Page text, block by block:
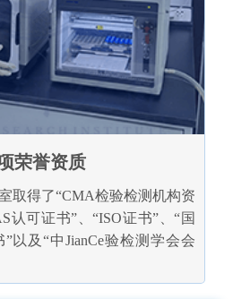
荣誉资质
取得了“CMA检验检测机构资
认可证书”、“ISO证书”、“国
以及“中JianCe验检测学会会